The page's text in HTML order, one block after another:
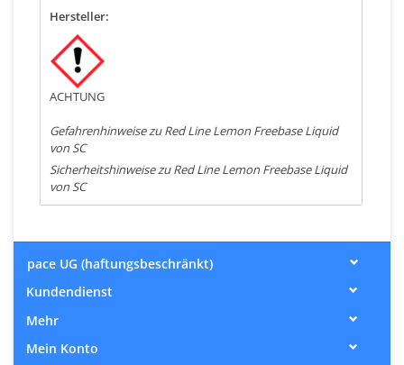
Hersteller:
ACHTUNG
Gefahrenhinweise zu Red Line Lemon Freebase Liquid
von SC
Sicherheitshinweise zu Red Line Lemon Freebase Liquid
von SC
pace UG (haftungsbeschränkt)
Kundendienst
Mehr
Mein Konto